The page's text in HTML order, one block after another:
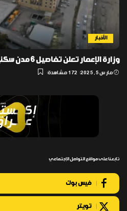
الأخبار
وزارة الإعمار تعلن تفاصيل 6 مدن سكنية جديدة لحل أزمة السكن
مارس 5, 2025 172 مشاهدة
تابعنا على مواقع التواصل الإجتماعي
فيس بوك
تويتر